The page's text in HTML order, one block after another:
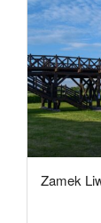
Zamek